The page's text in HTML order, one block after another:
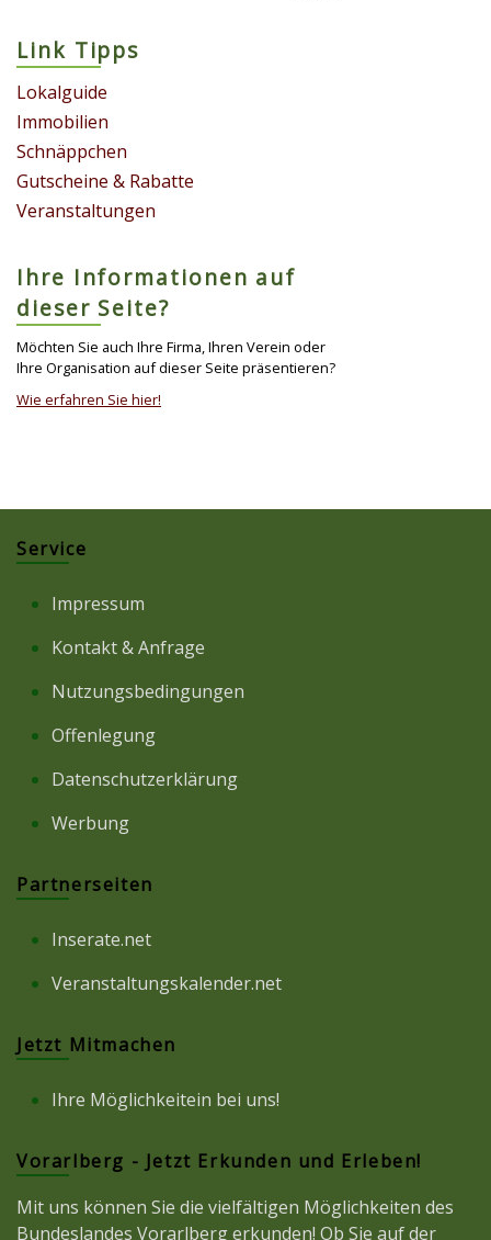
Link Tipps
Lokalguide
Immobilien
Schnäppchen
Gutscheine & Rabatte
Veranstaltungen
Ihre Informationen auf
dieser Seite?
Möchten Sie auch Ihre Firma, Ihren Verein oder
Ihre Organisation auf dieser Seite präsentieren?
Wie erfahren Sie hier!
Service
Impressum
Kontakt & Anfrage
Nutzungsbedingungen
Offenlegung
Datenschutzerklärung
Werbung
Partnerseiten
Inserate.net
Veranstaltungskalender.net
Jetzt Mitmachen
Ihre Möglichkeitein bei uns!
Vorarlberg - Jetzt Erkunden und Erleben!
Mit uns können Sie die vielfältigen Möglichkeiten des
Bundeslandes Vorarlberg erkunden! Ob Sie auf der